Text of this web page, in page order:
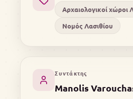
Αρχαιολογικοί χώροι
Νομός Λασιθίου
Συντάκτης
Manolis